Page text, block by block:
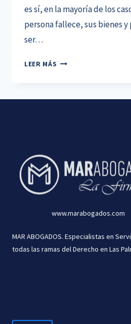
es sí, en la mayoría de los
persona fallece, sus bienes
ser…
LEER MÁS ¿ES
UNA
www.marabogados.com
MAR ABOGADOS. Especialistas en
todas las ramas del Derecho en Las